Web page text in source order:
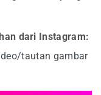
dari Instagram:
tautan gambar